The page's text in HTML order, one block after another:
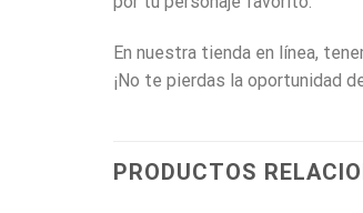
En nuestra tienda en línea,
¡No te pierdas la oportunidad
PRODUCTOS